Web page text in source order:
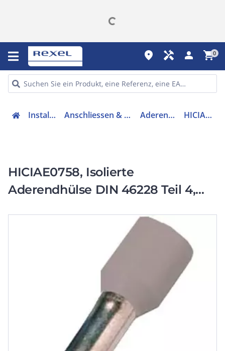
place handyman person shopping_cart0
Installation Anschliessen & Verbinden Aderendhülse HICIAE0758
HICIAE0758, Isolierte
Aderendhülse DIN 46228 Teil 4,